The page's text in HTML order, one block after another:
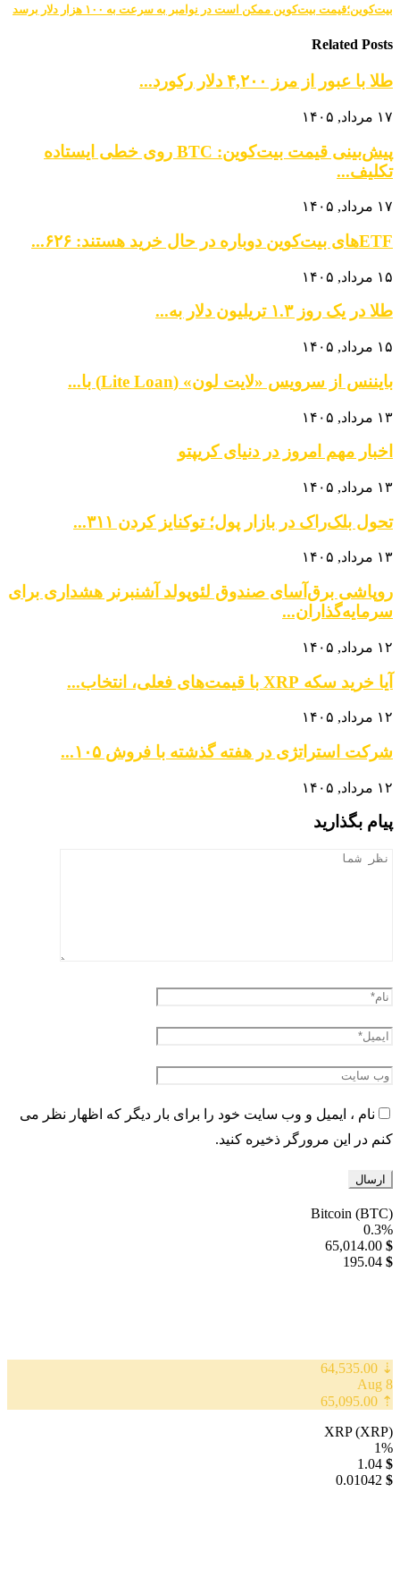
بیت‌کوین؛قیمت بیت‌کوین ممکن است در نوامبر به سرعت به ۱۰۰ هزار دلار برسد
Related Posts
طلا با عبور از مرز ۴,۲۰۰ دلار رکورد...
۱۷ مرداد, ۱۴۰۵
پیش‌بینی قیمت بیت‌کوین: BTC روی خطی ایستاده
تکلیف...
۱۷ مرداد, ۱۴۰۵
ETFهای بیت‌کوین دوباره در حال خرید هستند: ۶۲۶...
۱۵ مرداد, ۱۴۰۵
طلا در یک روز ۱.۳ تریلیون دلار به...
۱۵ مرداد, ۱۴۰۵
بایننس از سرویس «لایت لون» (Lite Loan) با...
۱۳ مرداد, ۱۴۰۵
اخبار مهم امروز در دنیای کریپتو
۱۳ مرداد, ۱۴۰۵
تحول بلک‌راک در بازار پول؛ توکنایز کردن ۳۱۱...
۱۳ مرداد, ۱۴۰۵
روپاشی برق‌آسای صندوق لئوپولد آشنبرنر هشداری برای
سرمایه‌گذاران...
۱۲ مرداد, ۱۴۰۵
آیا خرید سکه XRP با قیمت‌های فعلی، انتخاب...
۱۲ مرداد, ۱۴۰۵
شرکت استراتژی در هفته گذشته با فروش ۱۰۵...
۱۲ مرداد, ۱۴۰۵
پیام بگذارید
نام ، ایمیل و وب سایت خود را برای بار دیگر که اظهار نظر می
کنم در این مرورگر ذخیره کنید.
Bitcoin (BTC)
0.3%
$
65,014.00
$
195.04
⇣ 64,535.00
8 Aug
⇡ 65,095.00
XRP (XRP)
1%
$
1.04
$
0.01042